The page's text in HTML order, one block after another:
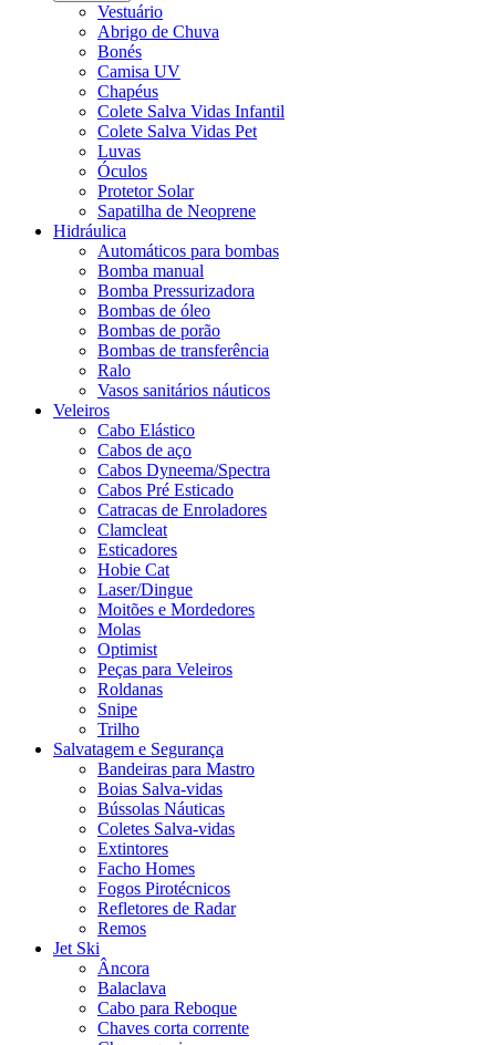
Vestuário
Abrigo de Chuva
Bonés
Camisa UV
Chapéus
Colete Salva Vidas Infantil
Colete Salva Vidas Pet
Luvas
Óculos
Protetor Solar
Sapatilha de Neoprene
Hidráulica
Automáticos para bombas
Bomba manual
Bomba Pressurizadora
Bombas de óleo
Bombas de porão
Bombas de transferência
Ralo
Vasos sanitários náuticos
Veleiros
Cabo Elástico
Cabos de aço
Cabos Dyneema/Spectra
Cabos Pré Esticado
Catracas de Enroladores
Clamcleat
Esticadores
Hobie Cat
Laser/Dingue
Moitões e Mordedores
Molas
Optimist
Peças para Veleiros
Roldanas
Snipe
Trilho
Salvatagem e Segurança
Bandeiras para Mastro
Boias Salva-vidas
Bússolas Náuticas
Coletes Salva-vidas
Extintores
Facho Homes
Fogos Pirotécnicos
Refletores de Radar
Remos
Jet Ski
Âncora
Balaclava
Cabo para Reboque
Chaves corta corrente